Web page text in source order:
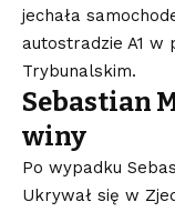
jechała
autostradzie A1 w
Trybunalskim.
Sebastian
winy
Po wypadku
Ukrywał się w